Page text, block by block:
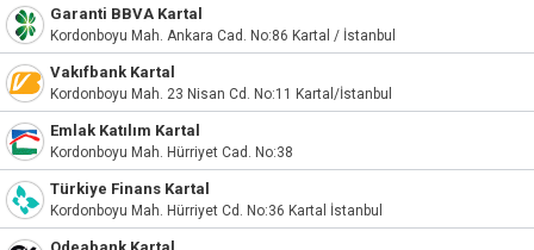
Garanti BBVA Kartal
Kordonboyu Mah. Ankara Cad. No:86 Kartal / İstanbul
Vakıfbank Kartal
Kordonboyu Mah. 23 Nisan Cd. No:11 Kartal/İstanbul
Emlak Katılım Kartal
Kordonboyu Mah. Hürriyet Cad. No:38
Türkiye Finans Kartal
Kordonboyu Mah. Hürriyet Cd. No:36 Kartal İstanbul